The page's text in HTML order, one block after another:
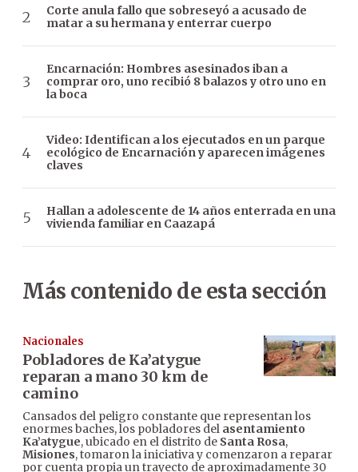
Corte anula fallo que sobreseyó a acusado de
matar a su hermana y enterrar cuerpo
Encarnación: Hombres asesinados iban a
comprar oro, uno recibió 8 balazos y otro uno en
la boca
Video: Identifican a los ejecutados en un parque
ecológico de Encarnación y aparecen imágenes
claves
Hallan a adolescente de 14 años enterrada en una
vivienda familiar en Caazapá
Más contenido de esta sección
Nacionales
Pobladores de Ka’atygue
reparan a mano 30 km de
camino
Cansados del peligro constante que representan los
enormes baches, los pobladores del asentamiento
Ka’atygue, ubicado en el distrito de Santa Rosa,
Misiones, tomaron la iniciativa y comenzaron a reparar
por cuenta propia un trayecto de aproximadamente 30